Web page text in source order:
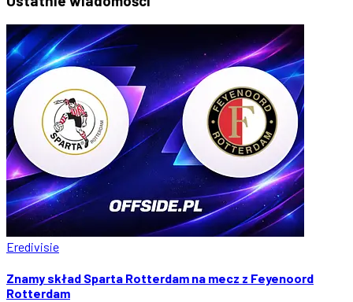
Eredivisie
Znamy skład Sparta Rotterdam na mecz z Feyenoord
Rotterdam